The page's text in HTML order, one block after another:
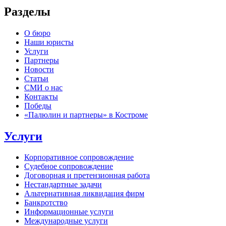
Разделы
О бюро
Наши юристы
Услуги
Партнеры
Новости
Статьи
СМИ о нас
Контакты
Победы
«Палюлин и партнеры» в Костроме
Услуги
Корпоративное сопровождение
Судебное сопровождение
Договорная и претензионная работа
Нестандартные задачи
Альтернативная ликвидация фирм
Банкротство
Информационные услуги
Международные услуги